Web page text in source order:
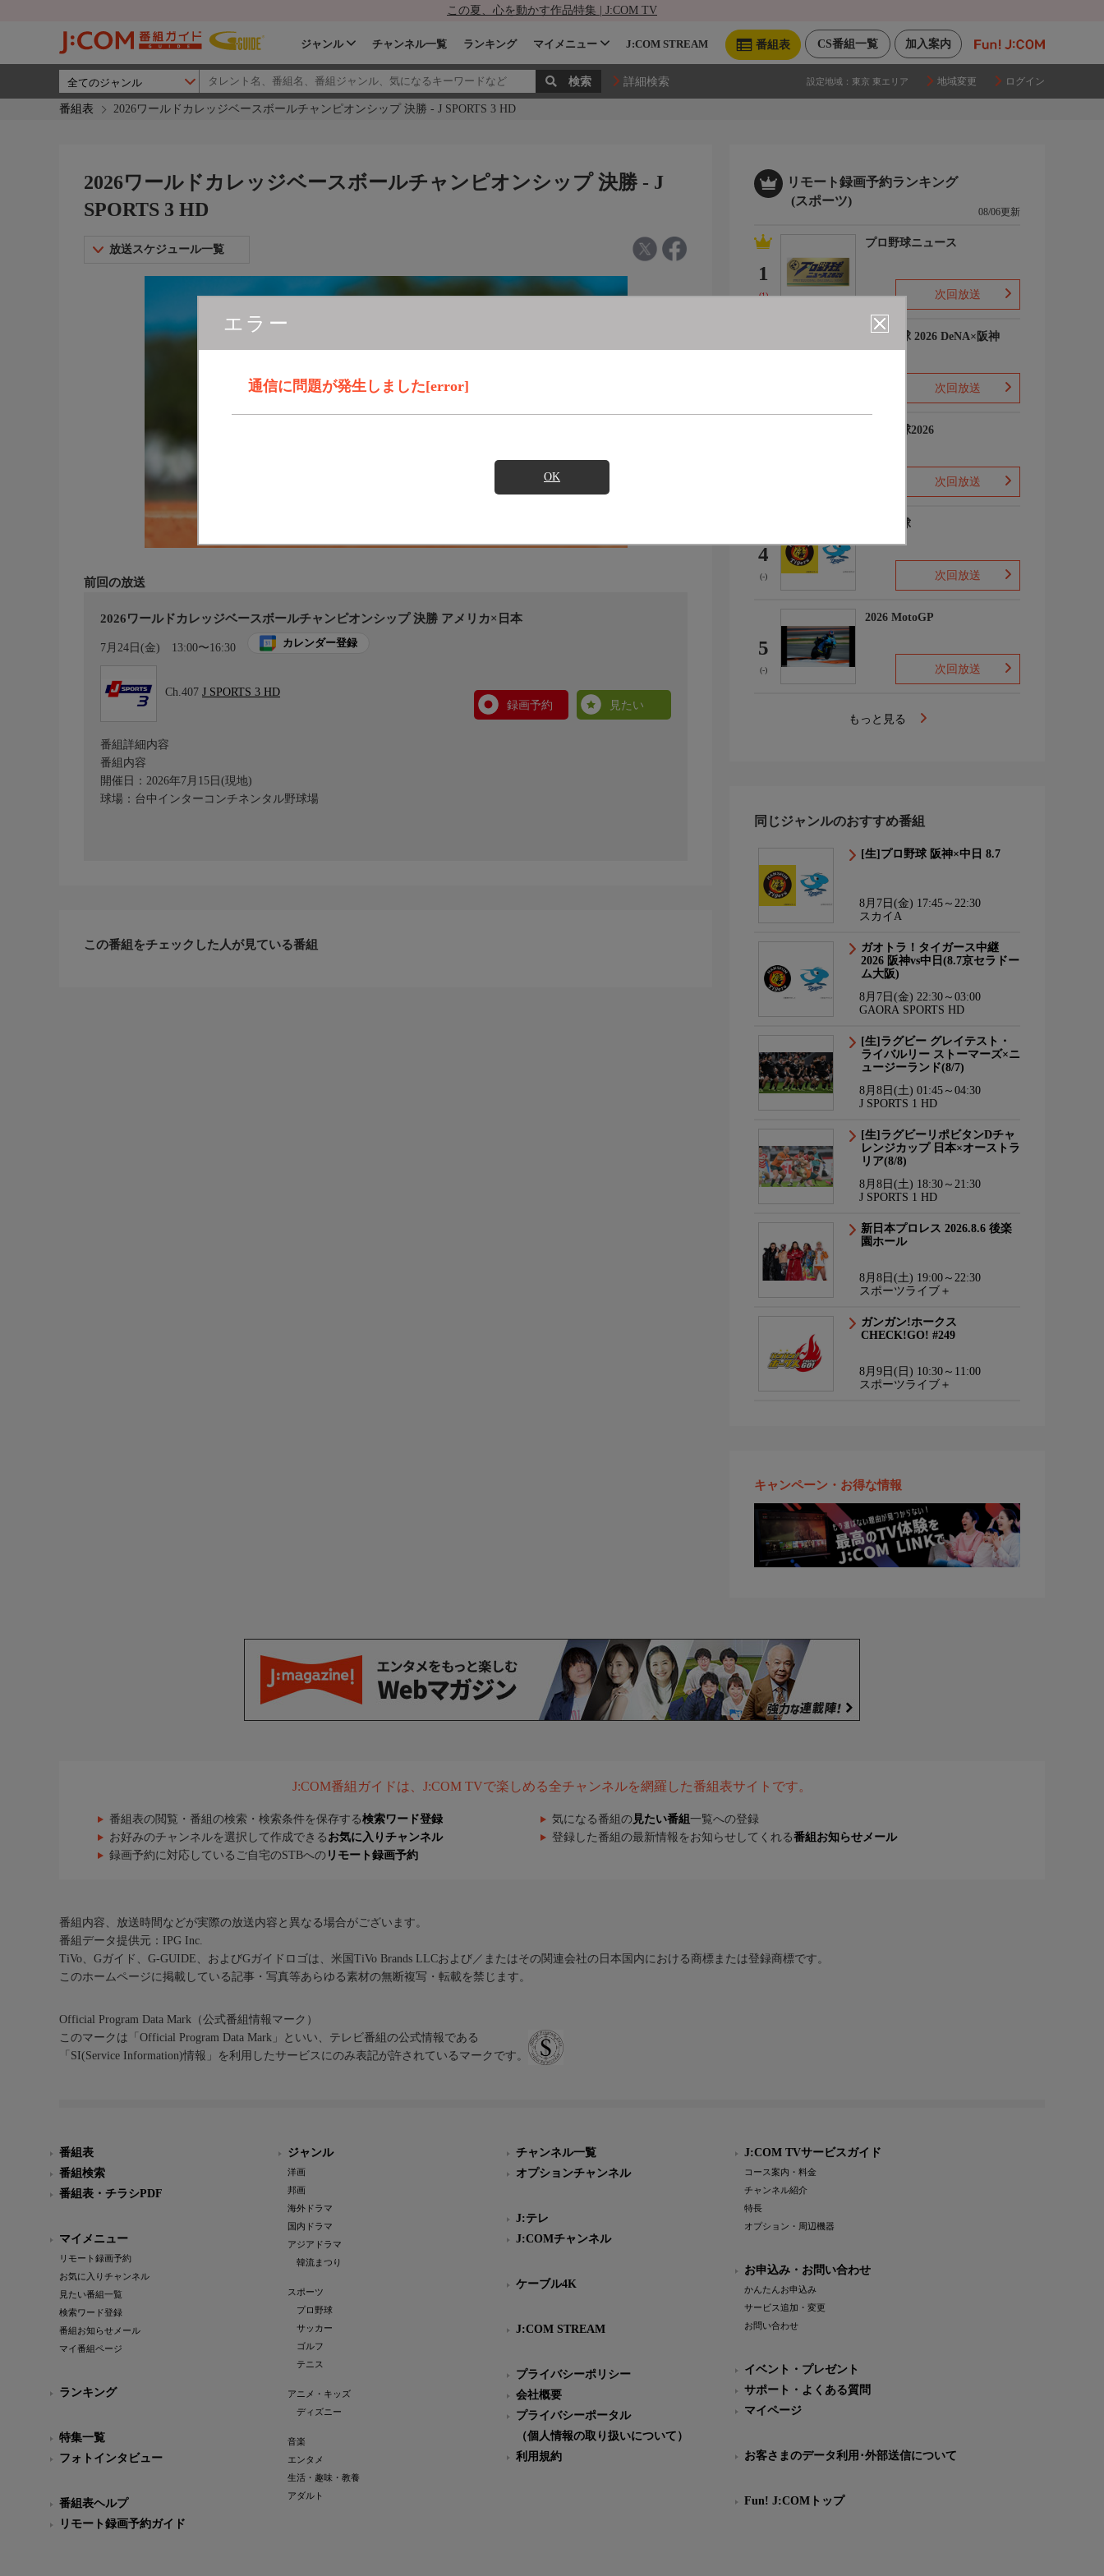
この夏、心を動かす作品特集 | J:COM TV
加入案内
CS番組一覧
番組表
ジャンル チャンネル一覧 ランキング マイメニュー J:COM STREAM
詳細検索 設定地域： 東京 東エリア 地域変更 ログイン
番組表 2026ワールドカレッジベースボールチャンピオンシップ 決勝 - J SPORTS 3 HD
エラー
通信に問題が発生しました[error]
OK
2026ワールドカレッジベースボールチャンピオンシップ 決勝 - J
SPORTS 3 HD
放送スケジュール一覧
前回の放送
2026ワールドカレッジベースボールチャンピオンシップ 決勝 アメリカ×日本
7月24日(金) 13:00〜16:30 カレンダー登録
Ch.407 J SPORTS 3 HD
録画予約
見たい
番組詳細内容
番組内容
開催日：2026年7月15日(現地)
球場：台中インターコンチネンタル野球場
この番組をチェックした人が見ている番組
リモート録画予約ランキング
(スポーツ)
08/06更新
1
(1)
プロ野球ニュース
次回放送
プロ野球 2026 DeNA×阪神
次回放送
プロ野球2026
次回放送
4
(-)
プロ野球
次回放送
5
(-)
2026 MotoGP
次回放送
もっと見る
同じジャンルのおすすめ番組
[生]プロ野球 阪神×中日 8.7
8月7日(金) 17:45～22:30
スカイA
ガオトラ！タイガース中継
2026 阪神vs中日(8.7京セラドー
ム大阪)
8月7日(金) 22:30～03:00
GAORA SPORTS HD
[生]ラグビー グレイテスト・
ライバルリー ストーマーズ×ニ
ュージーランド(8/7)
8月8日(土) 01:45～04:30
J SPORTS 1 HD
[生]ラグビーリポビタンDチャ
レンジカップ 日本×オーストラ
リア(8/8)
8月8日(土) 18:30～21:30
J SPORTS 1 HD
新日本プロレス 2026.8.6 後楽
園ホール
8月8日(土) 19:00～22:30
スポーツライブ＋
ガンガン!ホークス
CHECK!GO! #249
8月9日(日) 10:30～11:00
スポーツライブ＋
キャンペーン・お得な情報
J:COM番組ガイドは、J:COM TVで楽しめる全チャンネルを網羅した番組表サイトです。
番組表の閲覧・番組の検索・検索条件を保存する検索ワード登録 気になる番組の 見たい番組 一覧への登録
お好みのチャンネルを選択して作成できる お気に入りチャンネル 登録した番組の最新情報をお知らせしてくれる番組お知らせメール
録画予約に対応しているご自宅のSTBへの リモート録画予約
番組内容、放送時間などが実際の放送内容と異なる場合がございます。
番組データ提供元：IPG Inc.
TiVo、Gガイド、G-GUIDE、およびGガイドロゴは、米国TiVo Brands LLCおよび／またはその関連会社の日本国内における商標または登録商標です。
このホームページに掲載している記事・写真等あらゆる素材の無断複写・転載を禁じます。
Official Program Data Mark（公式番組情報マーク）
このマークは「Official Program Data Mark」といい、テレビ番組の公式情報である
「SI(Service Information)情報」を利用したサービスにのみ表記が許されているマークです。
番組表
番組検索
番組表・チラシPDF
マイメニュー
リモート録画予約
お気に入りチャンネル
見たい番組一覧
検索ワード登録
番組お知らせメール
マイ番組ページ
ランキング
特集一覧
フォトインタビュー
番組表ヘルプ
リモート録画予約ガイド
ジャンル
洋画
邦画
海外ドラマ
国内ドラマ
アジアドラマ
韓流まつり
スポーツ
プロ野球
サッカー
ゴルフ
テニス
アニメ・キッズ
ディズニー
音楽
エンタメ
生活・趣味・教養
アダルト
チャンネル一覧
オプションチャンネル
J:テレ
J:COMチャンネル
ケーブル4K
J:COM STREAM
プライバシーポリシー
会社概要
プライバシーポータル
（個人情報の取り扱いについて）
利用規約
J:COM TVサービスガイド
コース案内・料金
チャンネル紹介
特長
オプション・周辺機器
お申込み・お問い合わせ
かんたんお申込み
サービス追加・変更
お問い合わせ
イベント・プレゼント
サポート・よくある質問
マイページ
お客さまのデータ利用･外部送信について
Fun! J:COMトップ